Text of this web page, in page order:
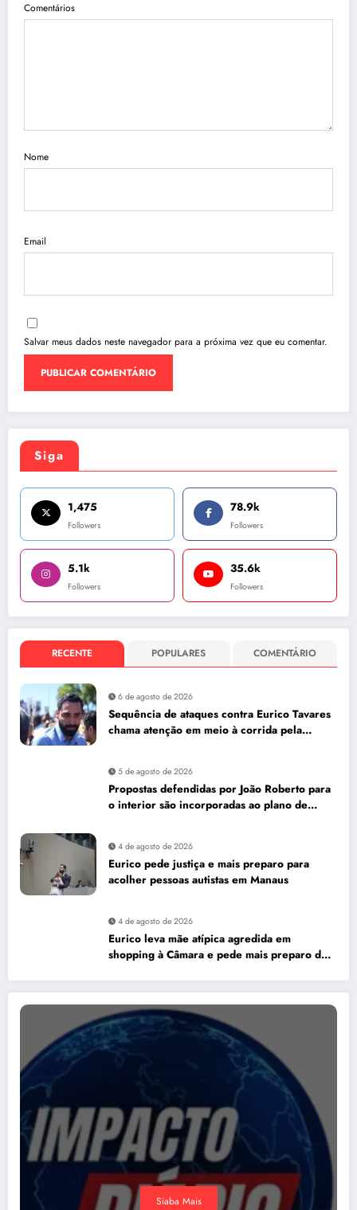
Comentários
Nome
Email
Salvar meus dados neste navegador para a próxima vez que eu comentar.
Siga
1,475
Followers
78.9k
Followers
5.1k
Followers
35.6k
Followers
RECENTE POPULARES COMENTÁRIO
6 de agosto de 2026
Sequência de ataques contra Eurico Tavares
chama atenção em meio à corrida pela
5 de agosto de 2026
Propostas defendidas por João Roberto para
o interior são incorporadas ao plano de
4 de agosto de 2026
Eurico pede justiça e mais preparo para
acolher pessoas autistas em Manaus
4 de agosto de 2026
Eurico leva mãe atípica agredida em
shopping à Câmara e pede mais preparo dos
Siaba Mais